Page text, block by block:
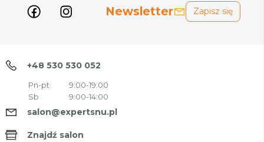
Newsletter Zapisz się
+48 530 530 052
Pn-pt
9:00-19:00
Sb
9:00-14:00
salon@expertsnu.pl
Znajdź salon